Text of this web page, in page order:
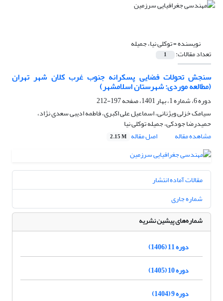
نویسنده =توکلی نیا، جمیله
تعداد مقالات: 1
سنجش تحولات فضایی پسکرانه جنوب غرب کلان شهر تهران
(مطالعه موردی: شهرستان اسلامشهر)
دوره 6، شماره 1، بهار 1401، صفحه
197-212
سیامک خزلی ویژنانی، اسماعیل علی اکبری، فاطمه ادیبی سعدی نژاد،
حمیدرضا جودکی، جمیله توکلی نیا
مشاهده مقاله
اصل مقاله 2.15 M
مقالات آماده انتشار
شماره جاری
شماره‌های پیشین نشریه
دوره 11 (1406)
دوره 10 (1405)
دوره 9 (1404)